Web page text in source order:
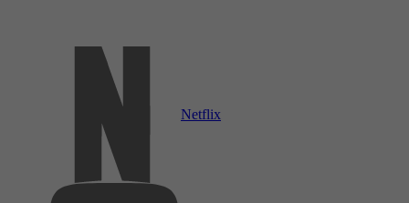
Netflix